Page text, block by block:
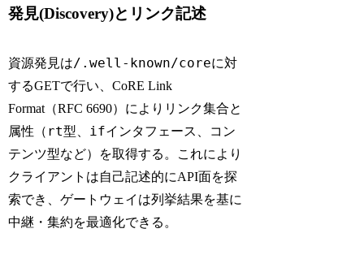
発見(Discovery)とリンク記述
資源発見は/.well-known/coreに対
するGETで行い、CoRE Link
Format（RFC 6690）によりリンク集合と
属性（ rt型、 ifインタフェース、コン
テンツ型など）を取得する。これにより
クライアントは自己記述的にAPI面を探
索でき、ゲートウェイは列挙結果を基に
中継・集約を最適化できる。